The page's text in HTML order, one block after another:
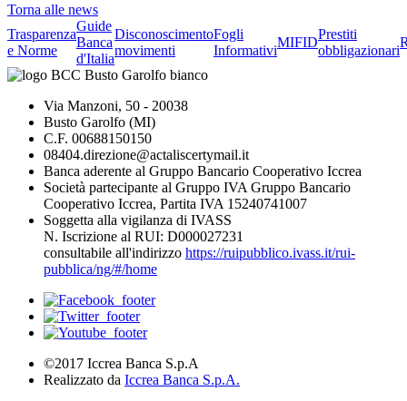
Torna alle news
Trasparenza
e Norme
Guide
Banca
d'Italia
Disconoscimento
movimenti
Fogli
Informativi
MIFID
Prestiti
obbligazionari
Via Manzoni, 50 - 20038
Busto Garolfo (MI)
C.F. 00688150150
08404.direzione@actaliscertymail.it
Banca aderente al Gruppo Bancario Cooperativo Iccrea
Società partecipante al Gruppo IVA Gruppo Bancario
Cooperativo Iccrea, Partita IVA 15240741007
Soggetta alla vigilanza di IVASS
N. Iscrizione al RUI: D000027231
consultabile all'indirizzo https://ruipubblico.ivass.it/rui-
pubblica/ng/#/home
©2017 Iccrea Banca S.p.A
Realizzato da Iccrea Banca S.p.A.